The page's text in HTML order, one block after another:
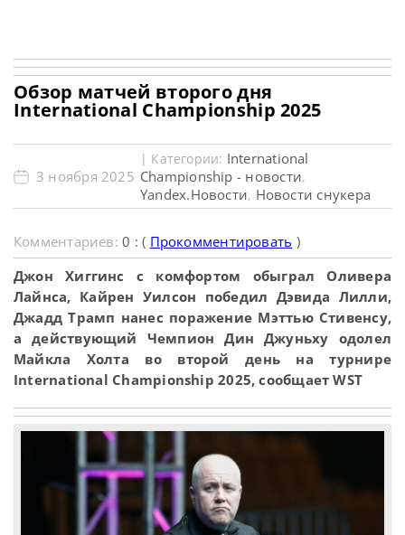
Обзор матчей второго дня
International Championship 2025
3 ноября 2025
| Категории: International
Championship - новости,
Yandex.Новости, Новости снукера
Комментариев:0 : ( Прокомментировать )
Джон Хиггинс с комфортом обыграл Оливера
Лайнса, Кайрен Уилсон победил Дэвида Лилли,
Джадд Трамп нанес поражение Мэттью Стивенсу,
а действующий Чемпион Дин Джуньху одолел
Майкла Холта во второй день на турнире
International Championship 2025, сообщает WST